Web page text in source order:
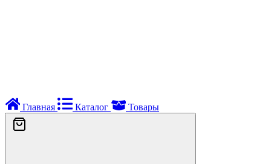
Главная Каталог Товары